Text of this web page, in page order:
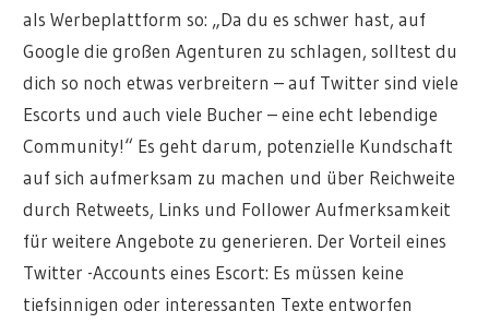
als Werbeplattform so: „Da du es schwer hast, auf
Google die großen Agenturen zu schlagen, solltest du
dich so noch etwas verbreitern – auf Twitter sind viele
Escorts und auch viele Bucher – eine echt lebendige
Community!“ Es geht darum, potenzielle Kundschaft
auf sich aufmerksam zu machen und über Reichweite
durch Retweets, Links und Follower Aufmerksamkeit
für weitere Angebote zu generieren. Der Vorteil eines
Twitter -Accounts eines Escort: Es müssen keine
tiefsinnigen oder interessanten Texte entworfen